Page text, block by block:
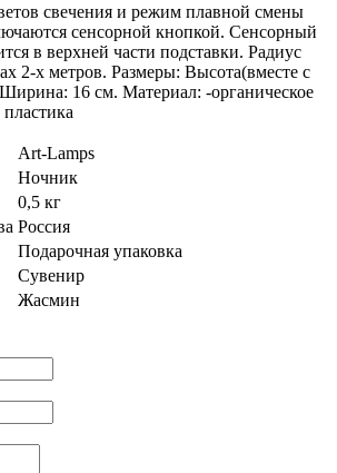
свечения и режим плавной смены
сенсорной кнопкой. Сенсорный
в верхней части подставки. Радиус
2-х метров. Размеры: Высота(вместе с
16 см. Материал: -органическое
Art-Lamps
Ночник
0,5 кг
Россия
Подарочная упаковка
Сувенир
Жасмин